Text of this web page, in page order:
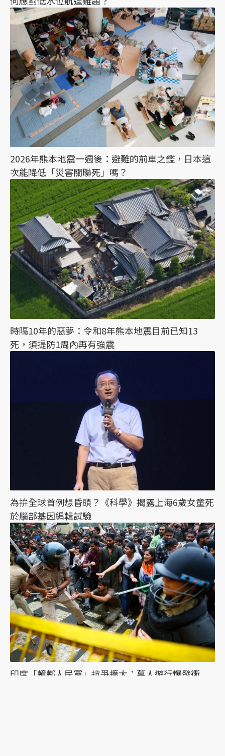
2026年熊本地震一週後：避難的前車之鑑，日本這
次能降低「災害關聯死」嗎？
時隔10年的惡夢：令和8年熊本地震目前已知13
死，須提防1周內再有強震
為拚全球首例想昏頭？《科學》揭露上海6歲女童死
於腦部基因編輯試驗
印度「蟑螂人民黨」抗爭擴大：萬人遊行爆發衝